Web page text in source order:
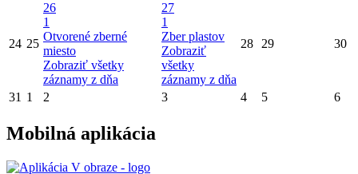
24 25
26
1
Otvorené zberné
miesto
Zobraziť všetky
záznamy z dňa
27
1
Zber plastov
Zobraziť
všetky
záznamy z dňa
28 29 30
31 1 2 3 4 5 6
Mobilná aplikácia